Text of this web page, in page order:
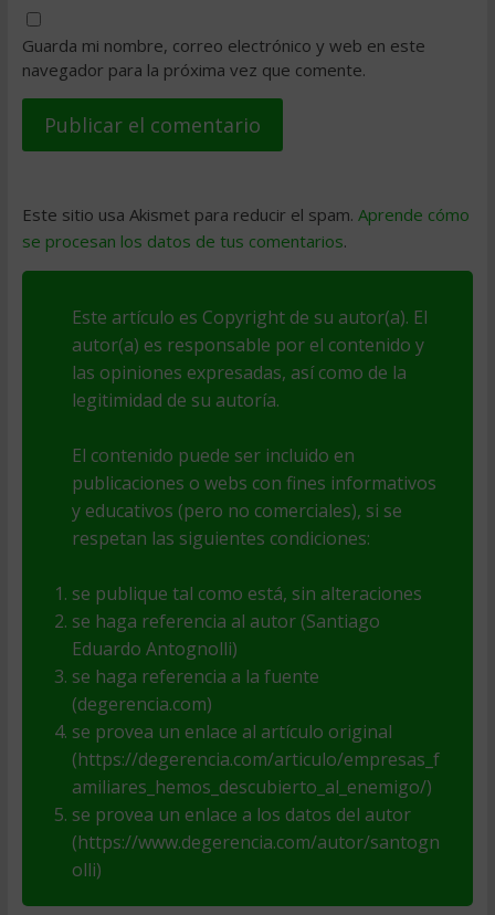
Guarda mi nombre, correo electrónico y web en este
navegador para la próxima vez que comente.
Este sitio usa Akismet para reducir el spam. Aprende cómo
se procesan los datos de tus comentarios.
Este artículo es Copyright de su autor(a). El
autor(a) es responsable por el contenido y
las opiniones expresadas, así como de la
legitimidad de su autoría.
El contenido puede ser incluido en
publicaciones o webs con fines informativos
y educativos (pero no comerciales), si se
respetan las siguientes condiciones:
se publique tal como está, sin alteraciones
se haga referencia al autor (Santiago
Eduardo Antognolli)
se haga referencia a la fuente
(degerencia.com)
se provea un enlace al artículo original
(https://degerencia.com/articulo/empresas_f
amiliares_hemos_descubierto_al_enemigo/)
se provea un enlace a los datos del autor
(https://www.degerencia.com/autor/santogn
olli)